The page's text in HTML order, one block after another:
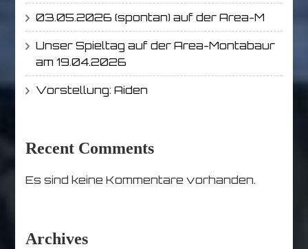
03.05.2026 (spontan) auf der Area-M
Unser Spieltag auf der Area-Montabaur
am 19.04.2026
Vorstellung: Aiden
Recent Comments
Es sind keine Kommentare vorhanden.
Archives